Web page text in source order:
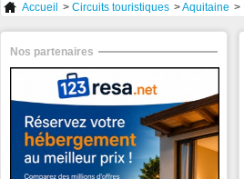
Accueil > Circuits touristiques >Aquitaine >
Nos partenaires